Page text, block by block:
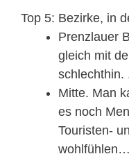
Top 5: Bezirke, in
Prenzlauer
gleich mit
schlechthin.
Mitte. Man
es noch
Touristen-